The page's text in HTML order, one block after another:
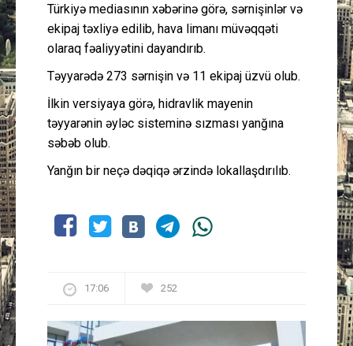
Peşə etikası
Türkiyə mediasının xəbərinə görə, sərnişinlər və
ekipaj təxliyə edilib, hava limanı müvəqqəti
olaraq fəaliyyətini dayandırıb.
Təyyarədə 273 sərnişin və 11 ekipaj üzvü olub.
İlkin versiyaya görə, hidravlik mayenin
təyyarənin əyləc sisteminə sızması yanğına
səbəb olub.
Yanğın bir neçə dəqiqə ərzində lokallaşdırılıb.
17:06 252